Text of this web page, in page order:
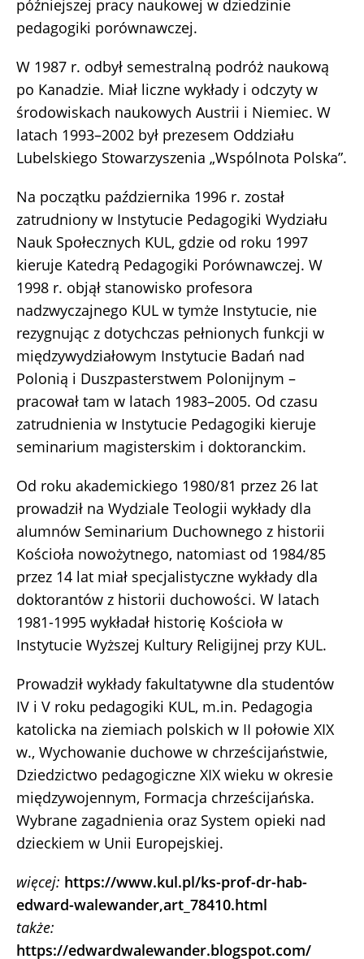
późniejszej pracy naukowej w dziedzinie
pedagogiki porównawczej.
W 1987 r. odbył semestralną podróż naukową
po Kanadzie. Miał liczne wykłady i odczyty w
środowiskach naukowych Austrii i Niemiec. W
latach 1993–2002 był prezesem Oddziału
Lubelskiego Stowarzyszenia „Wspólnota Polska”.
Na początku października 1996 r. został
zatrudniony w Instytucie Pedagogiki Wydziału
Nauk Społecznych KUL, gdzie od roku 1997
kieruje Katedrą Pedagogiki Porównawczej. W
1998 r. objął stanowisko profesora
nadzwyczajnego KUL w tymże Instytucie, nie
rezygnując z dotychczas pełnionych funkcji w
międzywydziałowym Instytucie Badań nad
Polonią i Duszpasterstwem Polonijnym –
pracował tam w latach 1983–2005. Od czasu
zatrudnienia w Instytucie Pedagogiki kieruje
seminarium magisterskim i doktoranckim.
Od roku akademickiego 1980/81 przez 26 lat
prowadził na Wydziale Teologii wykłady dla
alumnów Seminarium Duchownego z historii
Kościoła nowożytnego, natomiast od 1984/85
przez 14 lat miał specjalistyczne wykłady dla
doktorantów z historii duchowości. W latach
1981-1995 wykładał historię Kościoła w
Instytucie Wyższej Kultury Religijnej przy KUL.
Prowadził wykłady fakultatywne dla studentów
IV i V roku pedagogiki KUL, m.in. Pedagogia
katolicka na ziemiach polskich w II połowie XIX
w., Wychowanie duchowe w chrześcijaństwie,
Dziedzictwo pedagogiczne XIX wieku w okresie
międzywojennym, Formacja chrześcijańska.
Wybrane zagadnienia oraz System opieki nad
dzieckiem w Unii Europejskiej.
więcej: https://www.kul.pl/ks-prof-dr-hab-
edward-walewander,art_78410.html
także:
https://edwardwalewander.blogspot.com/